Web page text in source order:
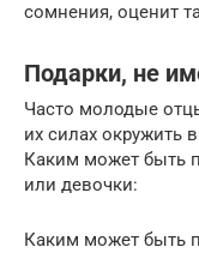
сомнения, оценит
Подарки, не
Часто молодые
их силах
Каким может быть
или девочки:
Каким может быть